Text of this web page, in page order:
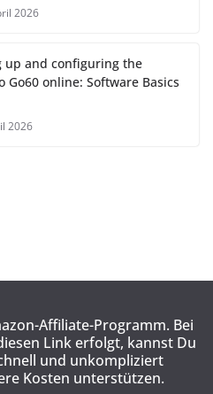
2026
up and configuring the
Go60 online: Software Basics
2026
Affiliate-Programm. Bei
Link erfolgt, kannst Du
und unkompliziert
Kosten unterstützen.